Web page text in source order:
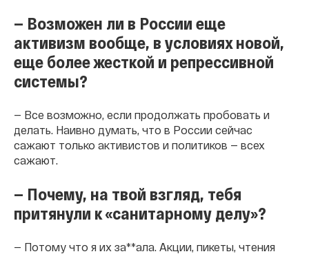
— Возможен ли в России еще
активизм вообще, в условиях новой,
еще более жесткой и репрессивной
системы?
— Все возможно, если продолжать пробовать и
делать. Наивно думать, что в России сейчас
сажают только активистов и политиков — всех
сажают.
— Почему, на твой взгляд, тебя
притянули к «санитарному делу»?
— Потому что я их за**ала. Акции, пикеты, чтения